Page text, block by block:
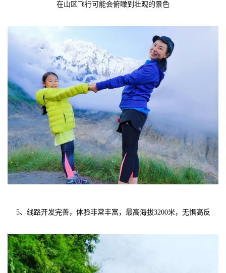
在山区飞行可能会俯瞰到壮观的景色
5、线路开发完善，体验非常丰富，最高海拔3200米，无惧高反